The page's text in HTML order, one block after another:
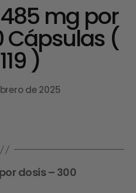
mg por
Cápsulas (
)
de 2025
dosis – 300